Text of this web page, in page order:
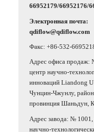
66952179/66952176/
Электронная почта:
qdiflow@qdiflow.com
Факс: +86-532-
Адрес офиса продаж:
центр научно-
инноваций Liandong
Чунцин-Чжунлу,
провинция Шаньдун,
Адрес завода: № 1001,
научно-